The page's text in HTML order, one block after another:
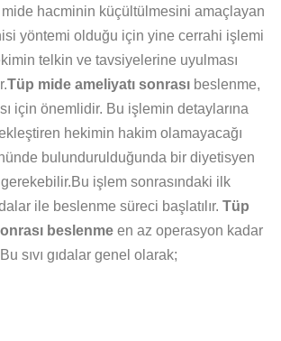
hacminin küçültülmesini amaçlayan
yöntemi olduğu için yine cerrahi işlemi
telkin ve tavsiyelerine uyulması
Tüp mide ameliyatı sonrası beslenme,
için önemlidir. Bu işlemin detaylarına
hekimin hakim olamayacağı
bulundurulduğunda bir diyetisyen
gerekebilir.Bu işlem sonrasındaki ilk
ile beslenme süreci başlatılır. Tüp
beslenme en az operasyon kadar
sıvı gıdalar genel olarak;